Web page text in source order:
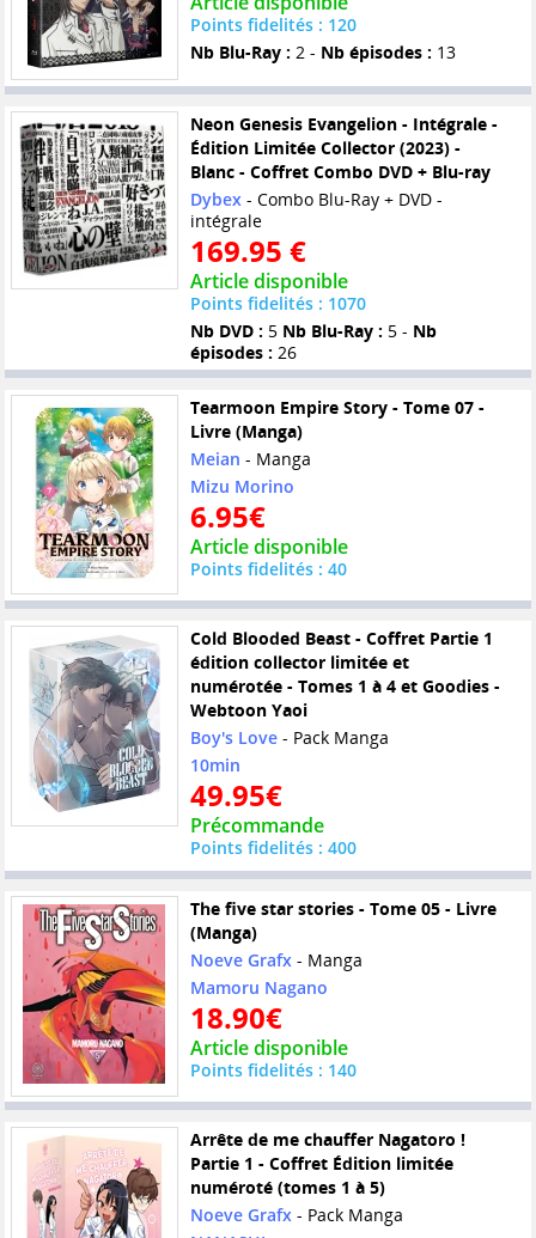
Points fidelités : 120
Nb Blu-Ray : 2 - Nb épisodes : 13
Neon Genesis Evangelion - Intégrale -
Édition Limitée Collector (2023) -
Blanc - Coffret Combo DVD + Blu-ray
Dybex- Combo Blu-Ray + DVD -
intégrale
169.95 €
Article disponible
Points fidelités : 1070
Nb DVD : 5 Nb Blu-Ray : 5 - Nb
épisodes : 26
Tearmoon Empire Story - Tome 07 -
Livre (Manga)
Meian - Manga
Mizu Morino
6.95€
Article disponible
Points fidelités : 40
Cold Blooded Beast - Coffret Partie 1
édition collector limitée et
numérotée - Tomes 1 à 4 et Goodies -
Webtoon Yaoi
Boy's Love- Pack Manga
10min
49.95€
Précommande
Points fidelités : 400
The five star stories - Tome 05 - Livre
(Manga)
Noeve Grafx- Manga
Mamoru Nagano
18.90€
Article disponible
Points fidelités : 140
Arrête de me chauffer Nagatoro !
Partie 1 - Coffret Édition limitée
numéroté (tomes 1 à 5)
Noeve Grafx- Pack Manga